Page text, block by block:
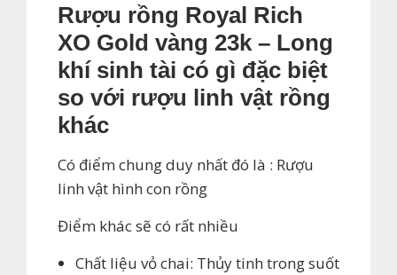
Rượu rồng Royal Rich
XO Gold vàng 23k – Long
khí sinh tài có gì đặc biệt
so với rượu linh vật rồng
khác
Có điểm chung duy nhất đó là : Rượu
linh vật hình con rồng
Điểm khác sẽ có rất nhiều
Chất liệu vỏ chai: Thủy tinh trong suốt